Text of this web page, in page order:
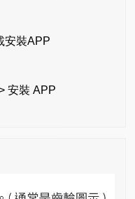
安裝APP
安裝 APP